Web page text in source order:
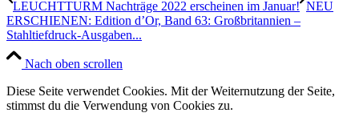
LEUCHTTURM Nachträge 2022 erscheinen im Januar! NEU
ERSCHIENEN: Edition d’Or, Band 63: Großbritannien –
Stahltiefdruck-Ausgaben...
Nach oben scrollen
Diese Seite verwendet Cookies. Mit der Weiternutzung der Seite,
stimmst du die Verwendung von Cookies zu.